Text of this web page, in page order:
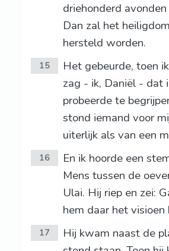
driehonderd
Dan zal het
hersteld worden.
15
Het gebeurde, toen
zag - ik, Daniël - dat
probeerde te
stond iemand voor
uiterlijk als van een
16
En ik hoorde een
Mens tussen de
Ulai. Hij riep en zei:
hem daar het visioen
17
Hij kwam naast de